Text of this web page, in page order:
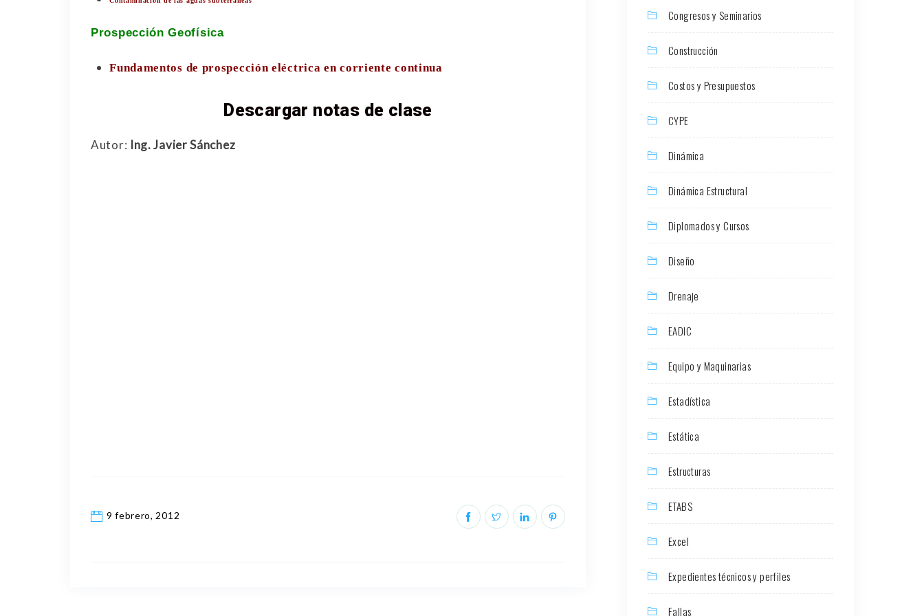
Prospección Geofísica
Fundamentos de prospección eléctrica en corriente continua
Descargar notas de clase
Autor: Ing. Javier Sánchez
9 febrero, 2012
Congresos y Seminarios
Construcción
Costos y Presupuestos
CYPE
Dinámica
Dinámica Estructural
Diplomados y Cursos
Diseño
Drenaje
EADIC
Equipo y Maquinarias
Estadística
Estática
Estructuras
ETABS
Excel
Expedientes técnicos y perfiles
Fallas